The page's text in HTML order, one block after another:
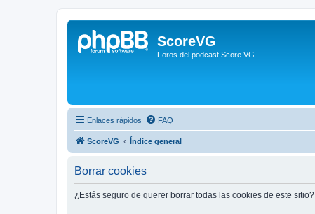
ScoreVG
Foros del podcast Score VG
Enlaces rápidos FAQ
ScoreVG Índice general
Borrar cookies
¿Estás seguro de querer borrar todas las cookies de este sitio?